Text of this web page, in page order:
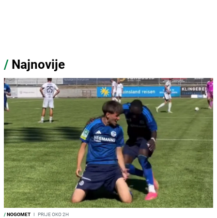
/ Najnovije
/NOGOMET I PRIJE OKO 2H